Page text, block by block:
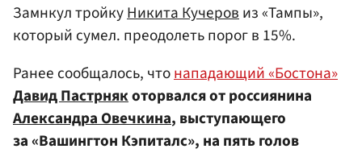
Замнкул тройкуНикита Кучеровиз «Тампы»,
который сумел. преодолеть порог в 15%.
Ранее сообщалось, чтонападающий «Бостона»
Давид Пастрнякоторвался от россиянина
Александра Овечкина, выступающего
за «Вашингтон Кэпиталс», на пять голов